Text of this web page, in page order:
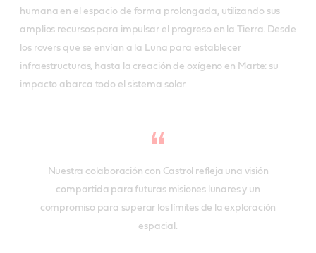
humana en el espacio de forma prolongada, utilizando sus
amplios recursos para impulsar el progreso en la Tierra. Desde
los rovers que se envían a la Luna para establecer
infraestructuras, hasta la creación de oxígeno en Marte: su
impacto abarca todo el sistema solar.
Nuestra colaboración con Castrol refleja una visión
compartida para futuras misiones lunares y un
compromiso para superar los límites de la exploración
espacial.